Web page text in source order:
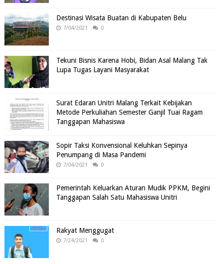
Destinasi Wisata Buatan di Kabupaten Belu
7/04/2021 0
Tekuni Bisnis Karena Hobi, Bidan Asal Malang Tak
Lupa Tugas Layani Masyarakat
Surat Edaran Unitri Malang Terkait Kebijakan
Metode Perkuliahan Semester Ganjil Tuai Ragam
Tanggapan Mahasiswa
Sopir Taksi Konvensional Keluhkan Sepinya
Penumpang di Masa Pandemi
7/04/2021 0
Pemerintah Keluarkan Aturan Mudik PPKM, Begini
Tanggapan Salah Satu Mahasiswa Unitri
Rakyat Menggugat
7/24/2021 0